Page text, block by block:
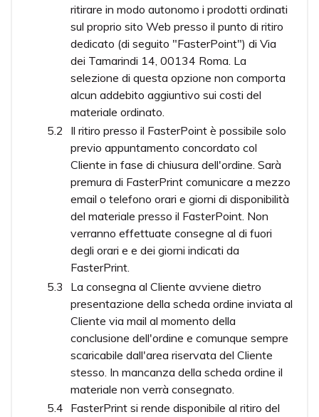
ritirare in modo autonomo i prodotti ordinati
sul proprio sito Web presso il punto di ritiro
dedicato (di seguito "FasterPoint") di Via
dei Tamarindi 14, 00134 Roma. La
selezione di questa opzione non comporta
alcun addebito aggiuntivo sui costi del
materiale ordinato.
Il ritiro presso il FasterPoint è possibile solo
previo appuntamento concordato col
Cliente in fase di chiusura dell'ordine. Sarà
premura di FasterPrint comunicare a mezzo
email o telefono orari e giorni di disponibilità
del materiale presso il FasterPoint. Non
verranno effettuate consegne al di fuori
degli orari e e dei giorni indicati da
FasterPrint.
La consegna al Cliente avviene dietro
presentazione della scheda ordine inviata al
Cliente via mail al momento della
conclusione dell'ordine e comunque sempre
scaricabile dall'area riservata del Cliente
stesso. In mancanza della scheda ordine il
materiale non verrà consegnato.
FasterPrint si rende disponibile al ritiro del